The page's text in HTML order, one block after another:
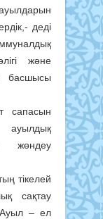
деді
және
басшысы
сапасын
жөндеу
тікелей
сақтау
– ел